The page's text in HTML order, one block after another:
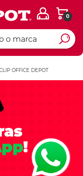
0
OFFICE DEPOT
Ingresar Codigo